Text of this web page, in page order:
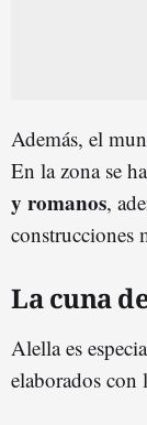
Además, el
En la zona se
y romanos,
construcciones
La cuna
Alella es
elaborados con